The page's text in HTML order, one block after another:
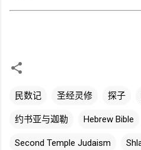
民数记 圣经灵修 探子
约书亚与迦勒 Hebrew Bible
Second Temple Judaism